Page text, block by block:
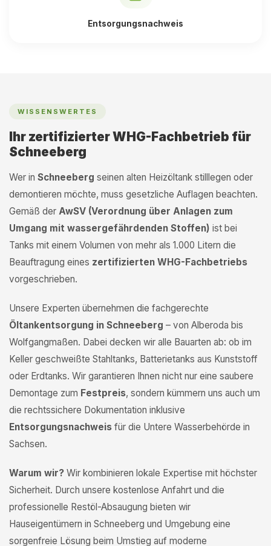
Entsorgungsnachweis
WISSENSWERTES
Ihr zertifizierter WHG-Fachbetrieb für
Schneeberg
Wer in Schneeberg seinen alten Heizöltank stilllegen oder
demontieren möchte, muss gesetzliche Auflagen beachten.
Gemäß der AwSV (Verordnung über Anlagen zum
Umgang mit wassergefährdenden Stoffen) ist bei
Tanks mit einem Volumen von mehr als 1.000 Litern die
Beauftragung eines zertifizierten WHG-Fachbetriebs
vorgeschrieben.
Unsere Experten übernehmen die fachgerechte
Öltankentsorgung in Schneeberg – von Alberoda bis
Wolfgangmaßen. Dabei decken wir alle Bauarten ab: ob im
Keller geschweißte Stahltanks, Batterietanks aus Kunststoff
oder Erdtanks. Wir garantieren Ihnen nicht nur eine saubere
Demontage zum Festpreis, sondern kümmern uns auch um
die rechtssichere Dokumentation inklusive
Entsorgungsnachweis für die Untere Wasserbehörde in
Sachsen.
Warum wir? Wir kombinieren lokale Expertise mit höchster
Sicherheit. Durch unsere kostenlose Anfahrt und die
professionelle Restöl-Absaugung bieten wir
Hauseigentümern in Schneeberg und Umgebung eine
sorgenfreie Lösung beim Umstieg auf moderne